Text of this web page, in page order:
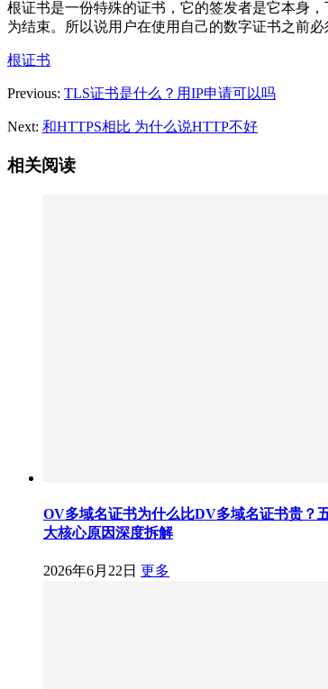
根证书是一份特殊的证书，它的签发者是它本身
为结束。所以说用户在使用自己的数字证书之前必
根证书
Previous: TLS证书是什么？用IP申请可以吗
Next: 和HTTPS相比 为什么说HTTP不好
相关阅读
OV多域名证书为什么比DV多域名证书贵？
大核心原因深度拆解
2026年6月22日 更多